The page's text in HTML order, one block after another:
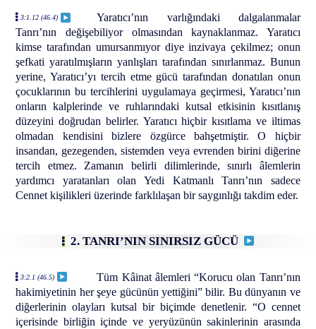
3:1.12 (46.4)
Yaratıcı’nın varlığındaki dalgalanmalar
Tanrı’nın değişebiliyor olmasından kaynaklanmaz. Yaratıcı
kimse tarafından umursanmıyor diye inzivaya çekilmez; onun
şefkati yaratılmışların yanlışları tarafından sınırlanmaz. Bunun
yerine, Yaratıcı’yı tercih etme gücü tarafından donatılan onun
çocuklarının bu tercihlerini uygulamaya geçirmesi, Yaratıcı’nın
onların kalplerinde ve ruhlarındaki kutsal etkisinin kısıtlanış
düzeyini doğrudan belirler. Yaratıcı hiçbir kısıtlama ve iltimas
olmadan kendisini bizlere özgürce bahşetmiştir. O hiçbir
insandan, gezegenden, sistemden veya evrenden birini diğerine
tercih etmez. Zamanın belirli dilimlerinde, sınırlı âlemlerin
yardımcı yaratanları olan Yedi Katmanlı Tanrı’nın sadece
Cennet kişilikleri üzerinde farklılaşan bir saygınlığı takdim eder.
2. TANRI’NIN SINIRSIZ GÜCÜ
3:2.1 (46.5)
Tüm Kâinat âlemleri “Korucu olan Tanrı’nın
hakimiyetinin her şeye gücünün yettiğini” bilir. Bu dünyanın ve
diğerlerinin olayları kutsal bir biçimde denetlenir. “O cennet
içerisinde birliğin içinde ve yeryüzünün sakinlerinin arasında